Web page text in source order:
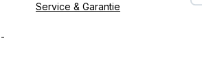
Service & Garantie